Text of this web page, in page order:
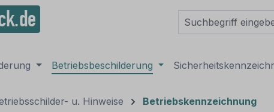
springen
Betriebsbeschilderung
u. Hinweise Betriebskennzeichnung